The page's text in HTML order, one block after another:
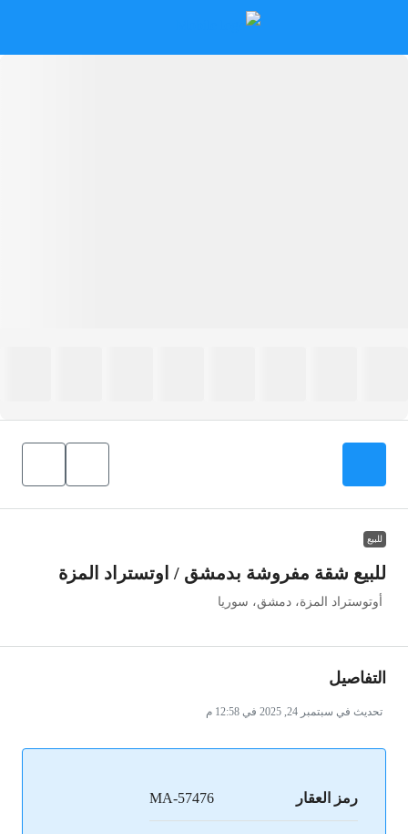
للبيع
للبيع شقة مفروشة بدمشق / اوتستراد المزة
أوتوستراد المزة، دمشق، سوريا
التفاصيل
تحديث في سبتمبر 24, 2025 في 12:58 م
رمز العقار MA-57476